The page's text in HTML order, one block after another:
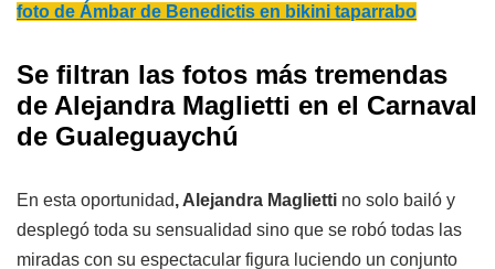
foto de Ámbar de Benedictis en bikini taparrabo
Se filtran las fotos más tremendas
de Alejandra Maglietti en el Carnaval
de Gualeguaychú
En esta oportunidad, Alejandra Maglietti no solo bailó y
desplegó toda su sensualidad sino que se robó todas las
miradas con su espectacular figura luciendo un conjunto